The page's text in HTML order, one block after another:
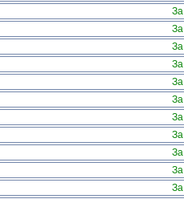
За
За
За
За
За
За
За
За
За
За
За